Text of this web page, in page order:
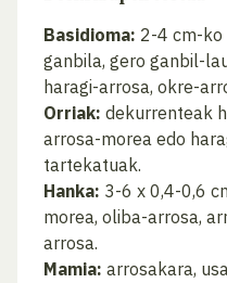
Basidioma: 2-4 cm-ko
ganbila, gero ganbil-
haragi-arrosa, okre-
Orriak: dekurrenteak
arrosa-morea edo
tartekatuak.
Hanka: 3-6 x 0,4-0,6
morea, oliba-arrosa,
arrosa.
Mamia: arrosakara,